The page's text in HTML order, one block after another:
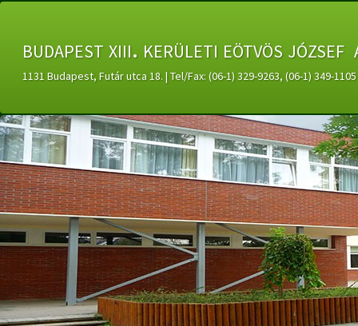
budapest xiii. kerületi eötvös
1131 Budapest, Futár utca 18. | Tel/Fax: (06-1) 329-9263, (06-1) 349-